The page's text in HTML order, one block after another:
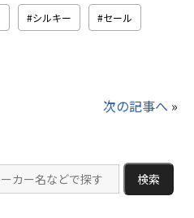
シルキー セール
次の記事へ »
検索